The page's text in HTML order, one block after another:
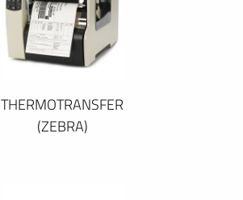
THERMOTRANSFER
(ZEBRA)